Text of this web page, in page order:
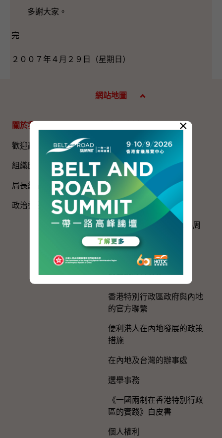
多謝大家。
完
２００７年４月２９日（星期日）
網站地圖
關於我們
歡迎辭
組織圖​
局長網誌
政治委任官員的申報
國家五年規劃
國家憲法日
《基本法》
國旗、國徽、國歌
慶祝中國共產黨成立105周
年
粵港澳大灣區建設
與內地區域合作
香港特別行政區政府與內地
的官方聯繫
便利港人在內地發展的政策
措施
在內地及台灣的辦事處
選舉事務
《一國兩制在香港特別行政
區的實踐》白皮書
個人權利
×